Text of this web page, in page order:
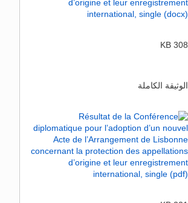
308 KB
الوثيقة الكاملة